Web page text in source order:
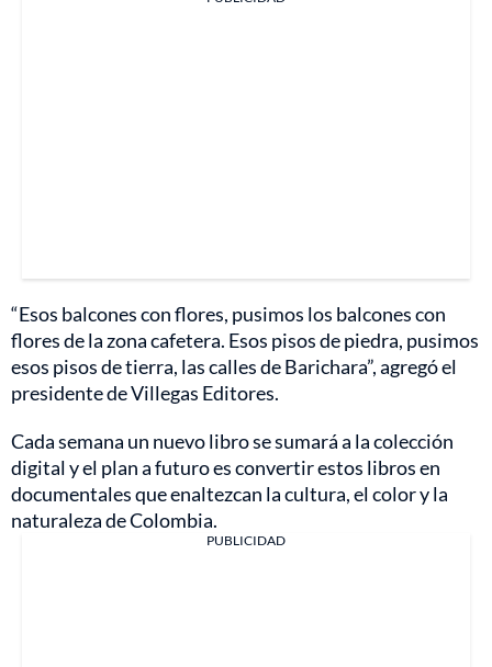
“Esos balcones con flores, pusimos los balcones con
flores de la zona cafetera. Esos pisos de piedra, pusimos
esos pisos de tierra, las calles de Barichara”, agregó el
presidente de Villegas Editores.
Cada semana un nuevo libro se sumará a la colección
digital y el plan a futuro es convertir estos libros en
documentales que enaltezcan la cultura, el color y la
naturaleza de Colombia.
PUBLICIDAD